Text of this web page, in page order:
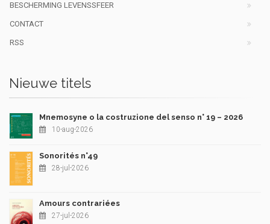
BESCHERMING LEVENSSFEER
CONTACT
RSS
Nieuwe titels
Mnemosyne o la costruzione del senso n° 19 – 2026
10-aug-2026
Sonorités n°49
28-jul-2026
Amours contrariées
27-jul-2026